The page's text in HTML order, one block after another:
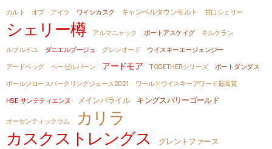
カルト オブ アイラ
ワインカスク キャンベルタウンモルト 甘口シェリー
シェリー樽 アルマニャック ポートアスケイグ
キルケラン
ルブルイユ
ダニエルブージュ グレンオード
ウイスキーエージェンジー
アードベッグ
ヘーゼルバーン アードモア TOGETHERシリーズ
ポートダンダス
ポールジロースパークリングジュース2021
ワールドウイスキーアワード最高賞
HSE サンテティエンヌ
メインバライル キングスバリーゴールド
オーセンティックラム
カリラ
カスクストレングス
グレントファース